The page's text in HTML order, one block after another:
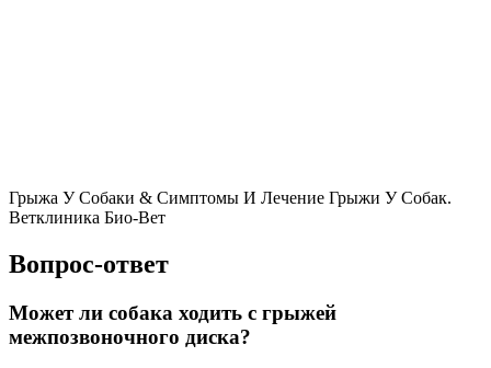
Грыжа У Собаки & Симптомы И Лечение Грыжи У Собак.
Ветклиника Био-Вет
Вопрос-ответ
Может ли собака ходить с грыжей
межпозвоночного диска?